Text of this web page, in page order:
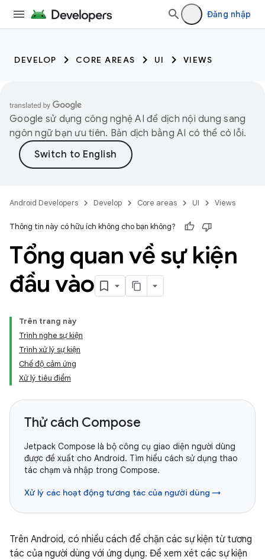
Đăng nhập
DEVELOP CORE AREAS UI VIEWS
Google sử dụng công nghệ AI để dịch nội dung sang
ngôn ngữ bạn ưu tiên. Bản dịch bằng AI có thể có lỗi.
Android Developers Develop Core areas UI Views
Thông tin này có hữu ích không cho bạn không?
Tổng quan về sự kiện
đầu vào
Trên trang này
Trình nghe sự kiện
Trình xử lý sự kiện
Chế độ cảm ứng
Xử lý tiêu điểm
Thử cách Compose
Jetpack Compose là bộ công cụ giao diện người dùng
được đề xuất cho Android. Tìm hiểu cách sử dụng thao
tác chạm và nhập trong Compose.
Xử lý các hoạt động tương tác của người dùng →
Trên Android, có nhiều cách để chặn các sự kiện từ tương
tác của người dùng với ứng dụng. Để xem xét các sự kiện